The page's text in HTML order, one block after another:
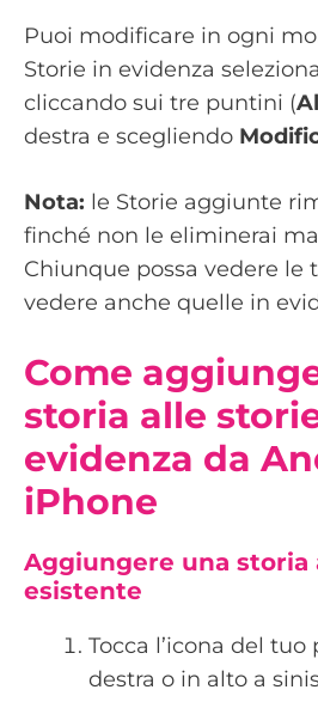
Puoi modificare in ogni
Storie in evidenza
cliccando sui tre puntini (
destra e scegliendo
Nota: le Storie aggiunte
finché non le eliminerai
Chiunque possa vedere le
vedere anche quelle in
Come
storia alle
evidenza da
iPhone
Aggiungere una storia
esistente
Tocca l’icona del tuo
destra o in alto a